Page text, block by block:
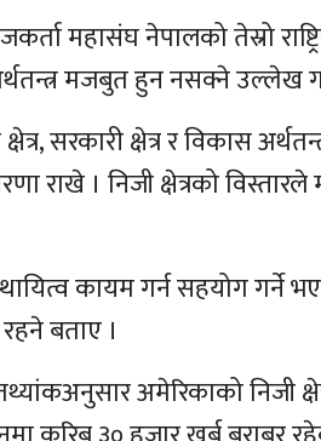
महासंघ नेपालको तेस्रो
मजबुत हुन नसक्ने उल्लेख
सरकारी क्षेत्र र विकास
राखे । निजी क्षेत्रको विस्तारले
कायम गर्न सहयोग गर्ने भए
रहने बताए ।
अमेरिकाको निजी